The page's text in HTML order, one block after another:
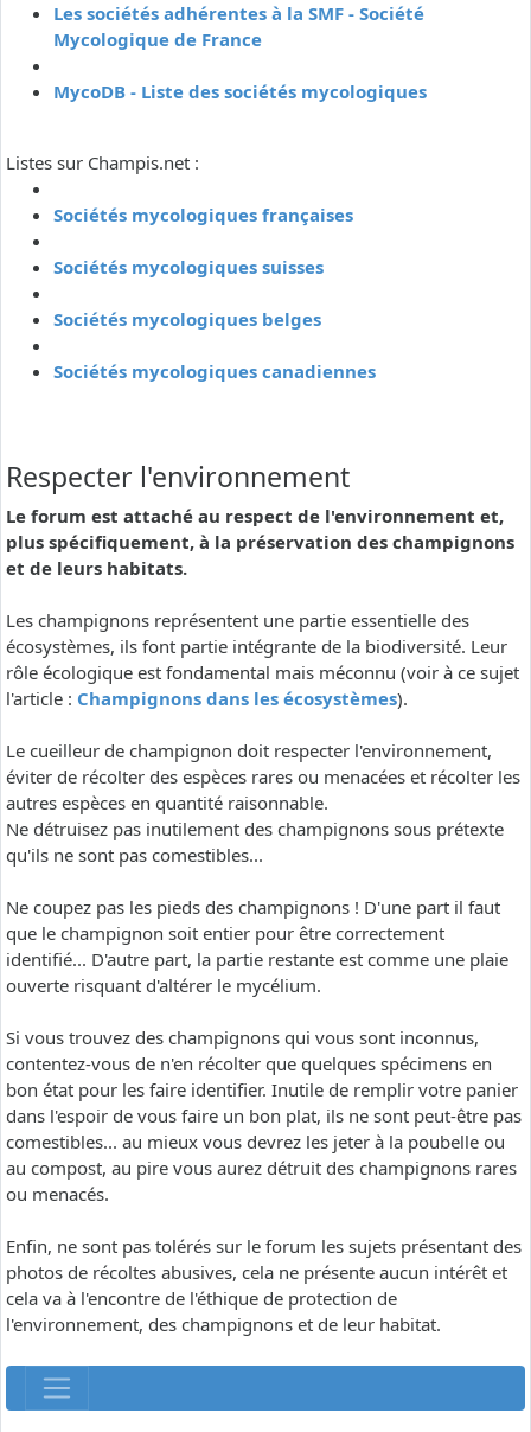
Les sociétés adhérentes à la SMF - Société
Mycologique de France
MycoDB - Liste des sociétés mycologiques
Listes sur Champis.net :
Sociétés mycologiques françaises
Sociétés mycologiques suisses
Sociétés mycologiques belges
Sociétés mycologiques canadiennes
Respecter l'environnement
Le forum est attaché au respect de l'environnement et,
plus spécifiquement, à la préservation des champignons
et de leurs habitats.
Les champignons représentent une partie essentielle des
écosystèmes, ils font partie intégrante de la biodiversité. Leur
rôle écologique est fondamental mais méconnu (voir à ce sujet
l'article : Champignons dans les écosystèmes).
Le cueilleur de champignon doit respecter l'environnement,
éviter de récolter des espèces rares ou menacées et récolter les
autres espèces en quantité raisonnable.
Ne détruisez pas inutilement des champignons sous prétexte
qu'ils ne sont pas comestibles...
Ne coupez pas les pieds des champignons ! D'une part il faut
que le champignon soit entier pour être correctement
identifié... D'autre part, la partie restante est comme une plaie
ouverte risquant d'altérer le mycélium.
Si vous trouvez des champignons qui vous sont inconnus,
contentez-vous de n'en récolter que quelques spécimens en
bon état pour les faire identifier. Inutile de remplir votre panier
dans l'espoir de vous faire un bon plat, ils ne sont peut-être pas
comestibles... au mieux vous devrez les jeter à la poubelle ou
au compost, au pire vous aurez détruit des champignons rares
ou menacés.
Enfin, ne sont pas tolérés sur le forum les sujets présentant des
photos de récoltes abusives, cela ne présente aucun intérêt et
cela va à l'encontre de l'éthique de protection de
l'environnement, des champignons et de leur habitat.